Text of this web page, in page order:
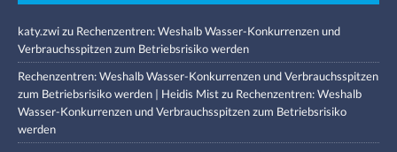
katy.zwizu Rechenzentren: Weshalb Wasser-Konkurrenzen und
Verbrauchsspitzen zum Betriebsrisiko werden
Rechenzentren: Weshalb Wasser-Konkurrenzen und Verbrauchsspitzen
zum Betriebsrisiko werden | Heidis Mistzu Rechenzentren: Weshalb
Wasser-Konkurrenzen und Verbrauchsspitzen zum Betriebsrisiko
werden